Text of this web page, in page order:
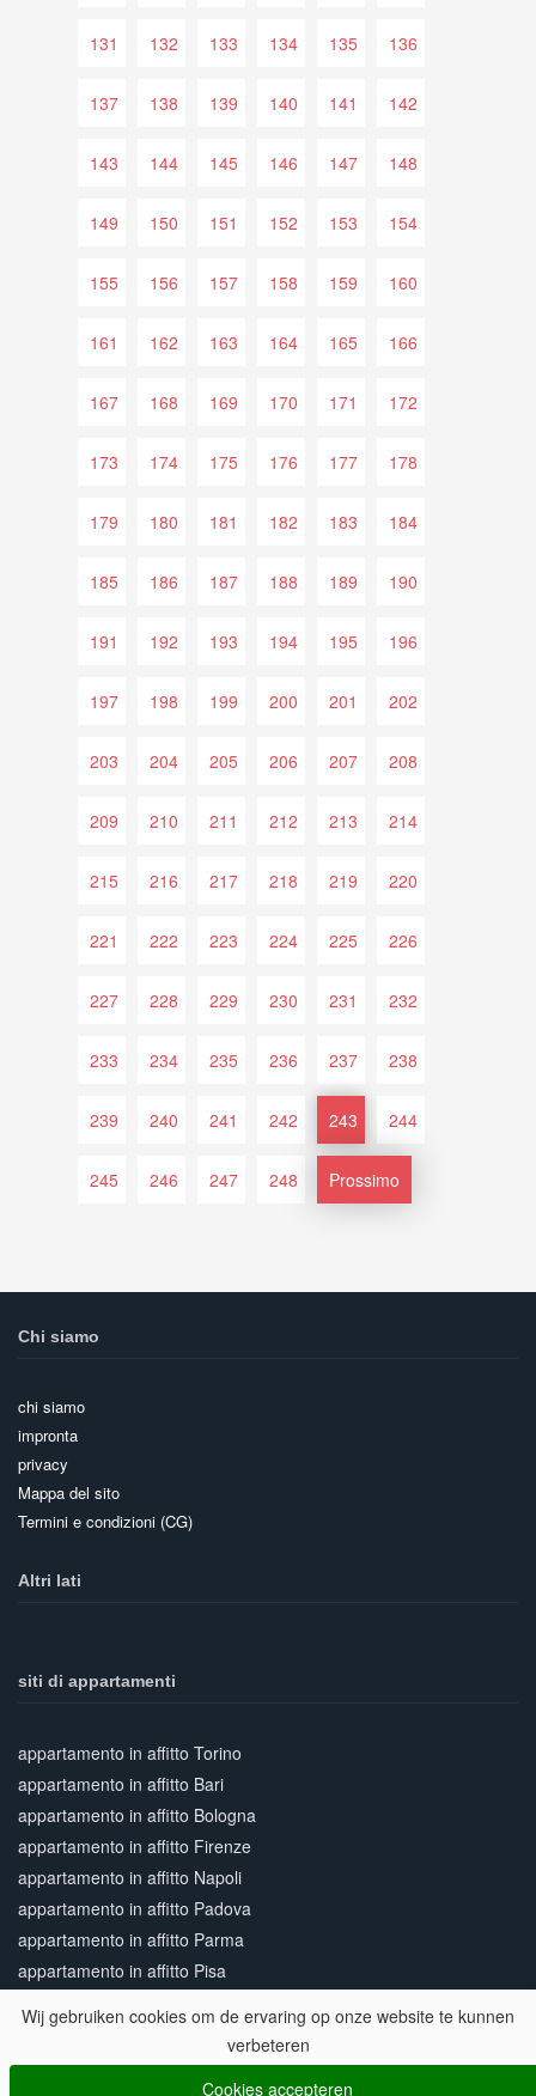
Wij gebruiken cookies om de ervaring op onze website te kunnen
verbeteren
Cookies accepteren
131 132 133 134 135 136
137 138 139 140 141 142
143 144 145 146 147 148
149 150 151 152 153 154
155 156 157 158 159 160
161 162 163 164 165 166
167 168 169 170 171 172
173 174 175 176 177 178
179 180 181 182 183 184
185 186 187 188 189 190
191 192 193 194 195 196
197 198 199 200 201 202
203 204 205 206 207 208
209 210 211 212 213 214
215 216 217 218 219 220
221 222 223 224 225 226
227 228 229 230 231 232
233 234 235 236 237 238
239 240 241 242 243 244
245 246 247 248 Prossimo
Chi siamo
chi siamo
impronta
privacy
Mappa del sito
Termini e condizioni (CG)
Altri lati
siti di appartamenti
appartamento in affitto Torino
appartamento in affitto Bari
appartamento in affitto Bologna
appartamento in affitto Firenze
appartamento in affitto Napoli
appartamento in affitto Padova
appartamento in affitto Parma
appartamento in affitto Pisa
appartamento in affitto Siena
appartamento in affitto Venezia